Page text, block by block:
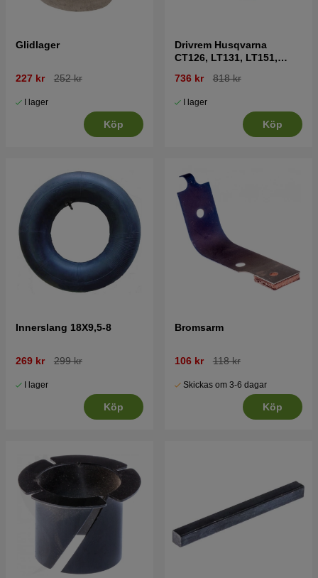
Glidlager
227 kr 252 kr
I lager
Köp
Drivrem Husqvarna
CT126, LT131, LT151,
736 kr 818 kr
I lager
Köp
Innerslang 18X9,5-8
269 kr 299 kr
I lager
Köp
Bromsarm
106 kr 118 kr
Skickas om 3-6 dagar
Köp